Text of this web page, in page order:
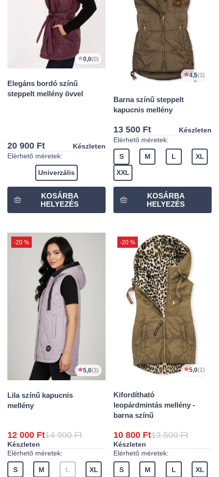
0,0(0)
Elegáns bordó színű
steppelt mellény övvel
20 900 Ft
Készleten
Elérhető méretek:
Univerzális
4,5(3)
Barna színű steppelt
kapucnis mellény
13 500 Ft
Készleten
Elérhető méretek:
S M L XL
XXL
-20 %
5,0(3)
Lila színű kapucnis
mellény
12 000 Ft14 900 Ft
Készleten
Elérhető méretek:
S M L XL
-20 %
5,0(1)
Kifordítható
leopárdmintás mellény -
barna színű
10 800 Ft13 500 Ft
Készleten
Elérhető méretek:
S M L XL